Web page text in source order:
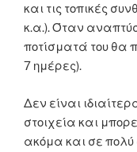
και τις τοπικές
κ.α.). Όταν
ποτίσματά του θα
7 ημέρες).
Δεν είναι
στοιχεία και
ακόμα και σε